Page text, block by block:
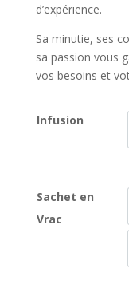
d’expérience.
Sa minutie, ses
sa passion vous
vos besoins et
Infusion
Sachet en
Vrac